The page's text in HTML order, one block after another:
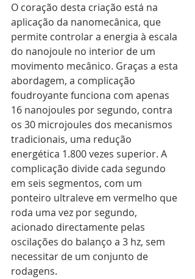
O coração desta criação está na
aplicação da nanomecânica, que
permite controlar a energia à escala
do nanojoule no interior de um
movimento mecânico. Graças a esta
abordagem, a complicação
foudroyante funciona com apenas
16 nanojoules por segundo, contra
os 30 microjoules dos mecanismos
tradicionais, uma redução
energética 1.800 vezes superior. A
complicação divide cada segundo
em seis segmentos, com um
ponteiro ultraleve em vermelho que
roda uma vez por segundo,
acionado directamente pelas
oscilações do balanço a 3 hz, sem
necessitar de um conjunto de
rodagens.